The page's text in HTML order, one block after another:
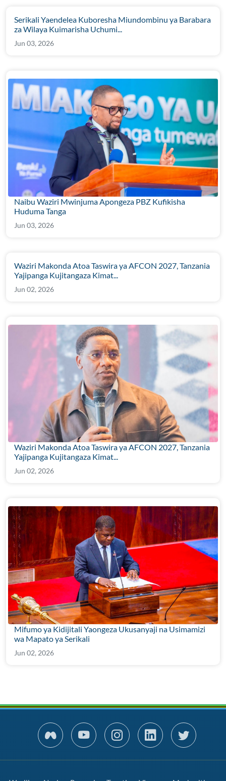
Serikali Yaendelea Kuboresha Miundombinu ya Barabara
za Wilaya Kuimarisha Uchumi...
Jun 03, 2026
Naibu Waziri Mwinjuma Apongeza PBZ Kufikisha
Huduma Tanga
Jun 03, 2026
Waziri Makonda Atoa Taswira ya AFCON 2027, Tanzania
Yajipanga Kujitangaza Kimat...
Jun 02, 2026
Waziri Makonda Atoa Taswira ya AFCON 2027, Tanzania
Yajipanga Kujitangaza Kimat...
Jun 02, 2026
Mifumo ya Kidijitali Yaongeza Ukusanyaji na Usimamizi
wa Mapato ya Serikali
Jun 02, 2026